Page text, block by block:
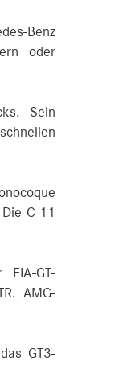
Benz
oder
Sein
C 11
GT-
AMG-
GT3-